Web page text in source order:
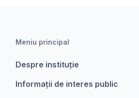
Meniu principal
Despre instituție
Informații de interes public